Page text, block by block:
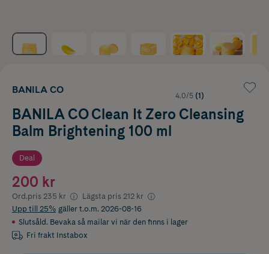
BANILA CO
4.0/5 (1)
BANILA CO Clean It Zero Cleansing
Balm Brightening 100 ml
Deal
200 kr
Ord.pris 235 kr Lägsta pris 212 kr
Upp till 25% gäller t.o.m. 2026-08-16
Slutsåld. Bevaka så mailar vi när den finns i lager
Fri frakt Instabox